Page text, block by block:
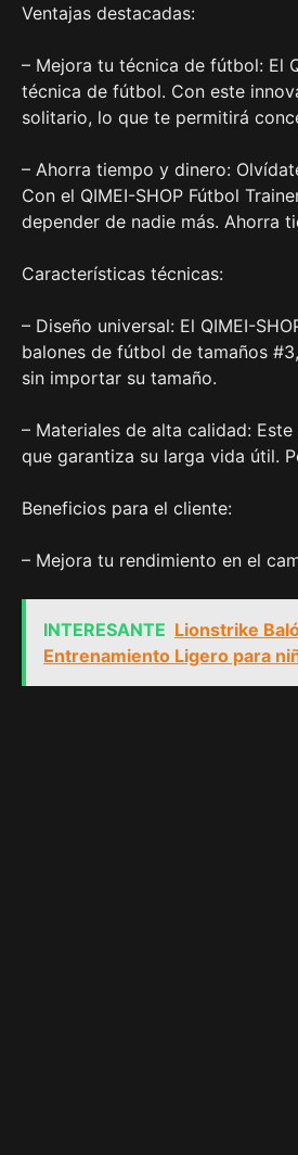
Ventajas destacadas:
– Mejora tu técnica de fútbol: El
técnica de fútbol. Con este
solitario, lo que te permitirá
– Ahorra tiempo y dinero:
Con el QIMEI-SHOP Fútbol
depender de nadie más. Ahorra
Características técnicas:
– Diseño universal: El QIMEI-
balones de fútbol de tamaños
sin importar su tamaño.
– Materiales de alta calidad:
que garantiza su larga vida útil.
Beneficios para el cliente:
– Mejora tu rendimiento en el
INTERESANTE Lionstrike
Entrenamiento Ligero para